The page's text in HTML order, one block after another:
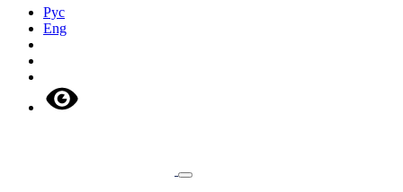
Рус
Eng